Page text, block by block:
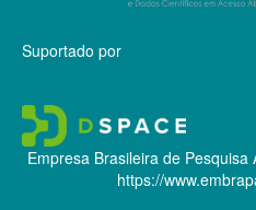
Suportado por
Empresa Brasileira de
https://